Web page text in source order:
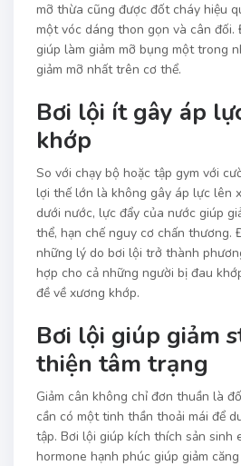
mỡ thừa cũng được đốt cháy hiệu
một vóc dáng thon gọn và cân đối.
giúp làm giảm mỡ bụng một trong
giảm mỡ nhất trên cơ thể.
Bơi lội ít gây áp
khớp
So với chạy bộ hoặc tập gym với
lợi thế lớn là không gây áp lực lên
dưới nước, lực đẩy của nước giúp
thể, hạn chế nguy cơ chấn thương.
những lý do bơi lội trở thành
hợp cho cả những người bị đau
đề về xương khớp.
Bơi lội giúp giảm
thiện tâm trạng
Giảm cân không chỉ đơn thuần là
cần có một tinh thần thoải mái để
tập. Bơi lội giúp kích thích sản sinh
hormone hạnh phúc giúp giảm